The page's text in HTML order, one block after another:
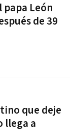
León
de 39
que deje
llega a